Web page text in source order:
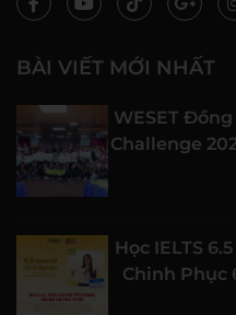
BÀI VIẾT MỚI NHẤT
WESET
Challenge
Học IELTS
Chinh Phục